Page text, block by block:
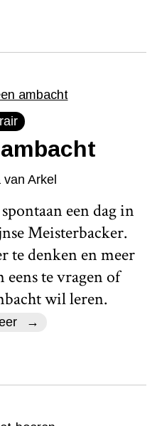
van Arkel
een dag in
Meisterbacker.
te denken en meer
eens te vragen of
wil leren.